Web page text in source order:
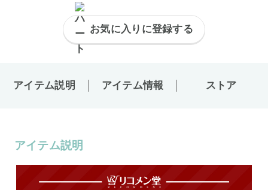
お気に入りに登録する
アイテム説明 アイテム情報 ストア
アイテム説明